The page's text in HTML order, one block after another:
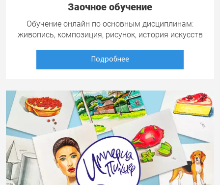
Заочное обучение
Обучение онлайн по основным дисциплинам:
живопись, композиция, рисунок, история искусств
Подробнее